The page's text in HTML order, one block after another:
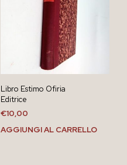
Libro Estimo Ofiria
Editrice
€10,00
AGGIUNGI AL CARRELLO